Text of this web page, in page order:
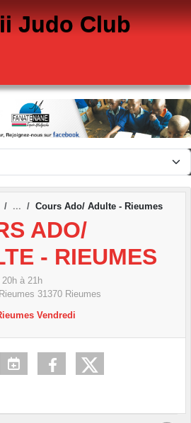
Judo Club
Cours Ado/ Adulte - Rieumes
ADO/
- RIEUMES
20h à 21h
31370 Rieumes
Vendredi